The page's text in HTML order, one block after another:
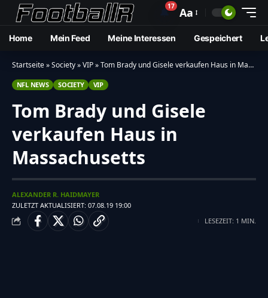
🔔17 Aa
Home Mein Feed Meine Interessen Gespeichert
Startseite»Society»VIP»Tom Brady und Gisele verkaufen Haus in Massachusetts
NFL NEWS SOCIETY VIP
Tom Brady und Gisele
verkaufen Haus in
Massachusetts
ZULETZT AKTUALISIERT: 07.08.19 19:00
ALEXANDER R. HAIDMAYER
LESEZEIT: 1 MIN.